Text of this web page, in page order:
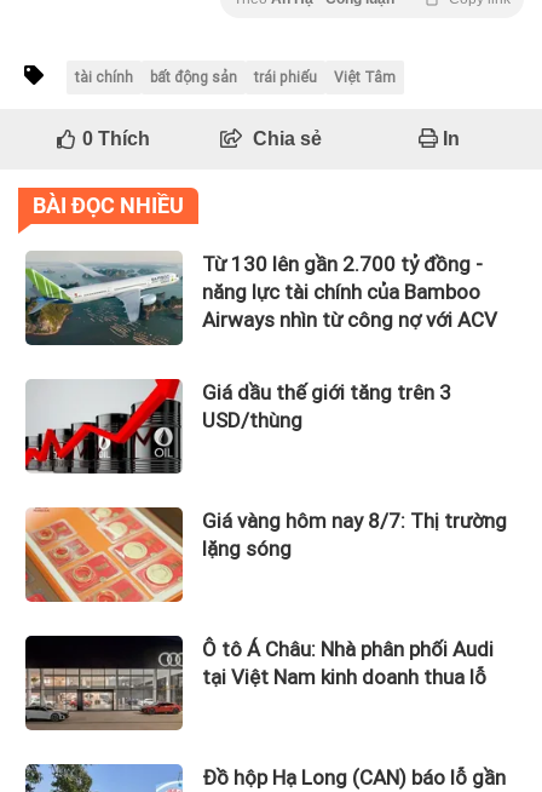
tài chính bất động sản trái phiếu Việt Tâm
0Thích Chia sẻ In
BÀI ĐỌC NHIỀU
Từ 130 lên gần 2.700 tỷ đồng -
năng lực tài chính của Bamboo
Airways nhìn từ công nợ với ACV
Giá dầu thế giới tăng trên 3
USD/thùng
Giá vàng hôm nay 8/7: Thị trường
lặng sóng
Ô tô Á Châu: Nhà phân phối Audi
tại Việt Nam kinh doanh thua lỗ
Đồ hộp Hạ Long (CAN) báo lỗ gần